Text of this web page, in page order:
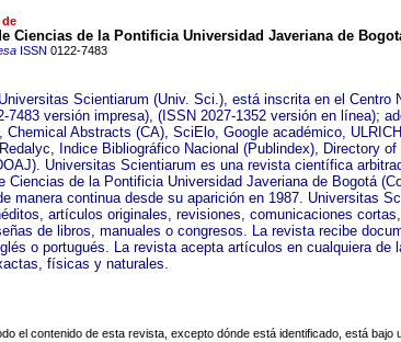
Ciencias de la Pontificia Universidad Javeriana de
ISSN 0122-7483
Scientiarum (Univ. Sci.), está inscrita en el Centro
7483 versión impresa), (ISSN 2027-1352 versión en línea);
Chemical Abstracts (CA), SciElo, Google académico,
Indice Bibliográfico Nacional (Publindex), Directory of
Universitas Scientiarum es una revista científica
Ciencias de la Pontificia Universidad Javeriana de Bogotá
manera continua desde su aparición en 1987. Universitas
artículos originales, revisiones, comunicaciones
de libros, manuales o congresos. La revista recibe
o portugués. La revista acepta artículos en cualquiera de
físicas y naturales.
el contenido de esta revista, excepto dónde está identificado, está bajo